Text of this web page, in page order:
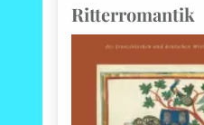
Ritterromantik